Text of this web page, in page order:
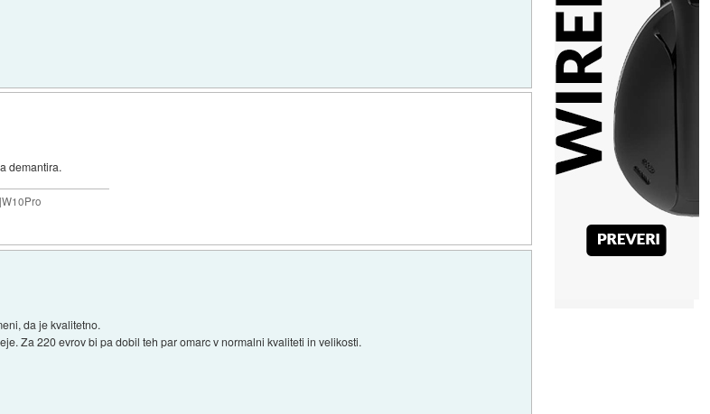
demantira.
da je kvalitetno.
Za 220 evrov bi pa dobil teh par omarc v normalni kvaliteti in velikosti.